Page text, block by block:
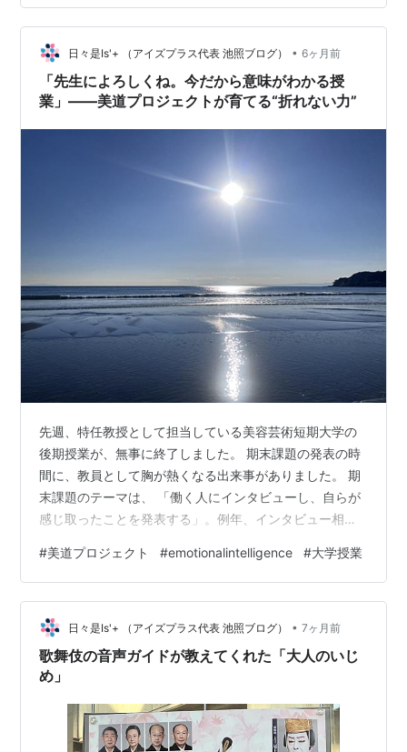
皆さんには、EQは単なる「人間力」という抽象的な言葉
ではなく、「未来を切り拓くための最強のOS」であると
いうメッセージを込め、ワーク中心の講義を行いま…
日々是Is'+ （アイズプラス代表 池照ブログ） • 6ヶ月前
「先生によろしくね。今だから意味がわかる授
業」――美道プロジェクトが育てる“折れない力”
先週、特任教授として担当している美容芸術短期大学の
後期授業が、無事に終了しました。 期末課題の発表の時
間に、教員として胸が熱くなる出来事がありました。 期
末課題のテーマは、 「働く人にインタビューし、自らが
感じ取ったことを発表する」。例年、インタビュー相手
この授業を担当して5年。今年、数名の学生が選んだ相手
は――この授業の卒業生で、すでに社会で働いている“先
輩”たちでした。 先輩たちは、学生からの問いに丁寧に答
えたあと、こんな言葉を残してくれました。 「働いてみ
て、あらためてこの授業で学んだことの大切さを痛感し
ました。 先生によろしく伝えてくだ…
#美道プロジェクト #emotionalintelligence #大学授業
日々是Is'+ （アイズプラス代表 池照ブログ） • 7ヶ月前
歌舞伎の音声ガイドが教えてくれた「大人のいじ
め」